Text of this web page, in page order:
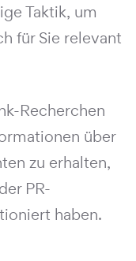
Taktik, um
für Sie relevant
Recherchen
über
zu erhalten,
PR-
haben.